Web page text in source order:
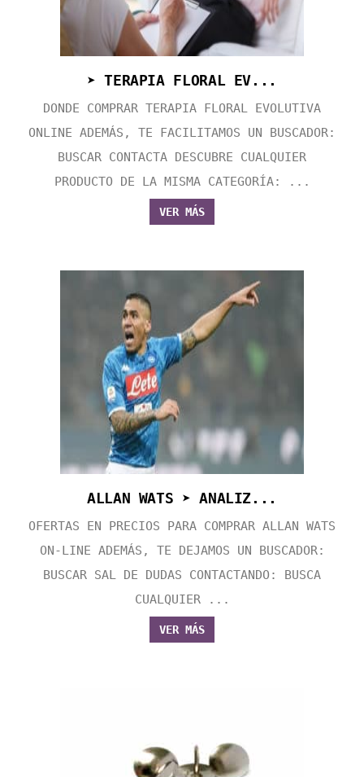
➤ TERAPIA FLORAL EV...
DONDE COMPRAR TERAPIA FLORAL EVOLUTIVA
ONLINE ADEMÁS, TE FACILITAMOS UN BUSCADOR:
BUSCAR CONTACTA DESCUBRE CUALQUIER
PRODUCTO DE LA MISMA CATEGORÍA: ...
VER MÁS
ALLAN WATS ➤ ANALIZ...
OFERTAS EN PRECIOS PARA COMPRAR ALLAN WATS
ON-LINE ADEMÁS, TE DEJAMOS UN BUSCADOR:
BUSCAR SAL DE DUDAS CONTACTANDO: BUSCA
CUALQUIER ...
VER MÁS